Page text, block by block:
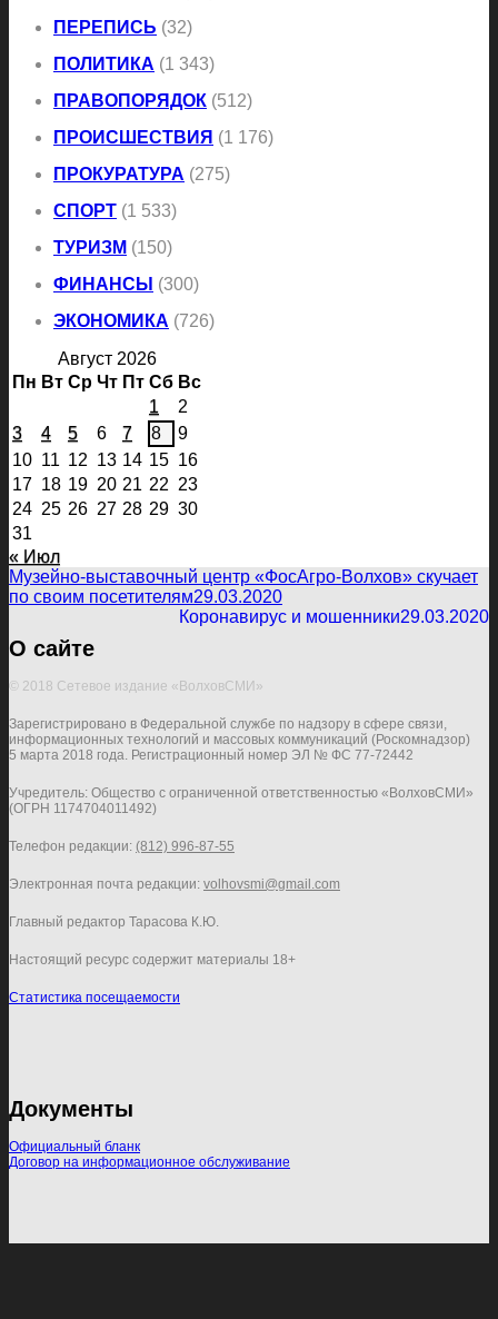
ПЕРЕПИСЬ (32)
ПОЛИТИКА (1 343)
ПРАВОПОРЯДОК (512)
ПРОИСШЕСТВИЯ (1 176)
ПРОКУРАТУРА (275)
СПОРТ (1 533)
ТУРИЗМ (150)
ФИНАНСЫ (300)
ЭКОНОМИКА (726)
Август 2026
Пн Вт Ср Чт Пт Сб Вс
1
2
3
4 5 6 7 8
9
10 11 12 13 14 15 16
17 18 19 20 21 22 23
24 25 26 27 28 29 30
31
« Июл
Музейно-выставочный центр «ФосАгро-Волхов» скучает
по своим посетителям29.03.2020
Коронавирус и мошенники29.03.2020
О сайте
© 2018 Сетевое издание «ВолховСМИ»
Зарегистрировано в Федеральной службе по надзору в сфере связи,
информационных технологий и массовых коммуникаций (Роскомнадзор)
5 марта 2018 года. Регистрационный номер ЭЛ № ФС 77-72442
Учредитель: Общество с ограниченной ответственностью «ВолховСМИ»
(ОГРН 1174704011492)
Телефон редакции: (812) 996-87-55
Электронная почта редакции: volhovsmi@gmail.com
Главный редактор Тарасова К.Ю.
Настоящий ресурс содержит материалы 18+
Статистика посещаемости
Документы
Официальный бланк
Договор на информационное обслуживание